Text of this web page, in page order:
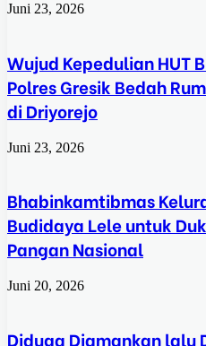
Juni 23, 2026
Wujud Kepedulian HUT
Polres Gresik Bedah
di Driyorejo
Juni 23, 2026
Bhabinkamtibmas
Budidaya Lele untuk
Pangan Nasional
Juni 20, 2026
Diduga Diamankan lalu